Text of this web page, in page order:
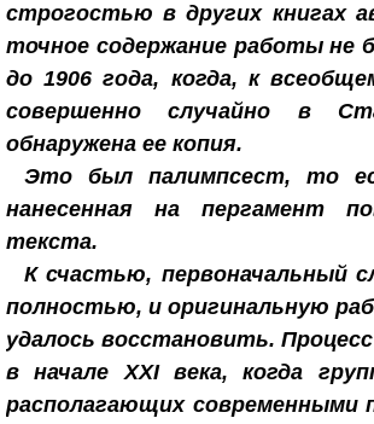
строгостью в других книгах
точное содержание работы не
до 1906 года, когда, к
совершенно случайно в
обнаружена ее копия.
Это был палимпсест, то
нанесенная на пергамент
текста.
К счастью, первоначальный
полностью, и оригинальную
удалось восстановить.
в начале XXI века, когда
располагающих современными